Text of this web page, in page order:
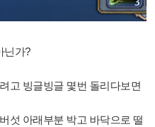
닌가?
고 빙글빙글 몇번 돌리다보면
섯 아래부분 박고 바닥으로 떨